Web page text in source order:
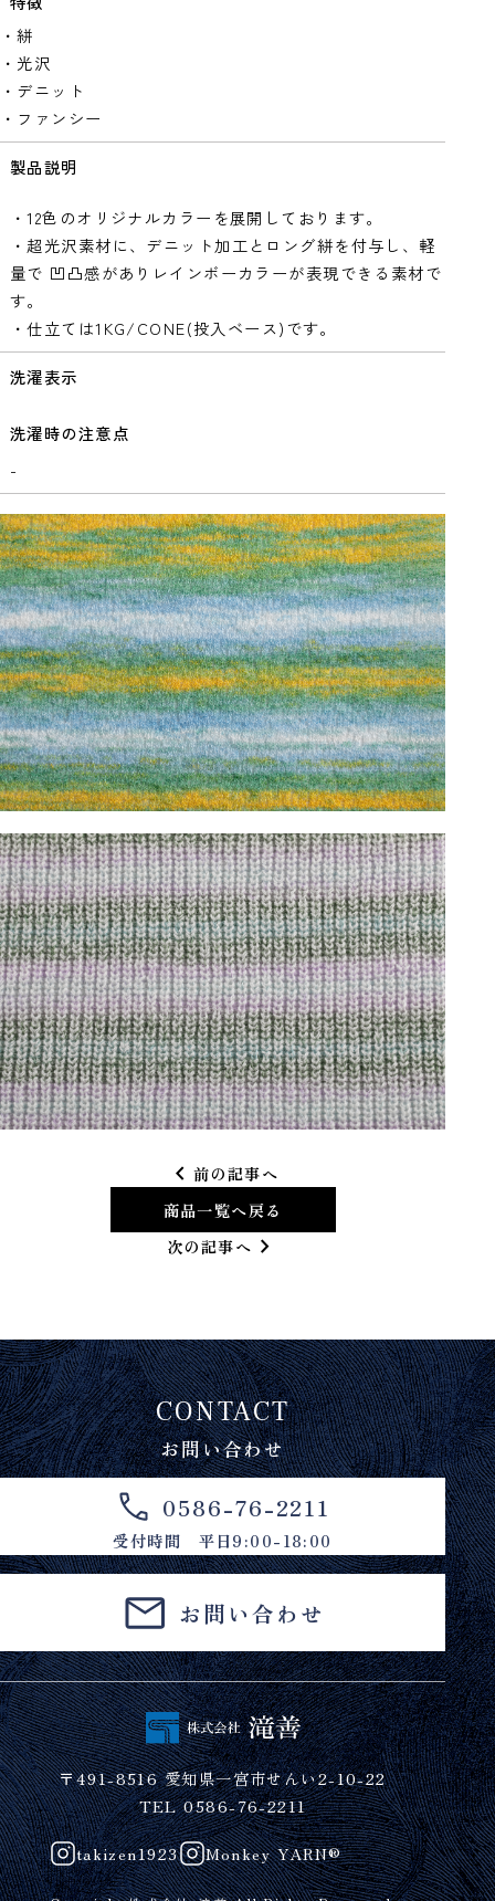
・絣
・光沢
・デニット
・ファンシー
製品説明
・12色のオリジナルカラーを展開しております。
・超光沢素材に、デニット加工とロング絣を付与し、軽
量で 凹凸感がありレインボーカラーが表現できる素材で
す。
・仕立ては1KG/CONE(投入ベース)です。
洗濯表示
洗濯時の注意点
-
chevron_left 前の記事へ
商品一覧へ戻る
次の記事へ chevron_right
CONTACT
お問い合わせ
0586-76-2211
受付時間 平日9:00-18:00
お問い合わせ
〒491-8516 愛知県一宮市せんい2-10-22
TEL 0586-76-2211
takizen1923 Monkey YARN®